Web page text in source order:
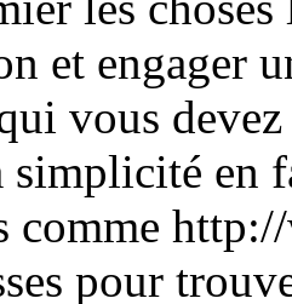
et engager
vous
en
comme
pour